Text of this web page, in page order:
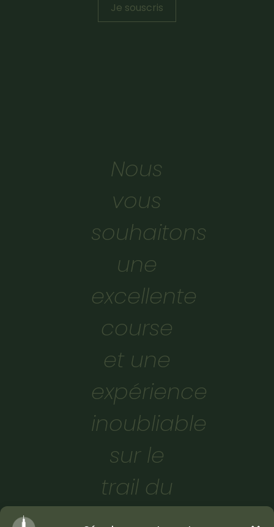
Je souscris
Nous
vous
souhaitons
une
excellente
course
et une
expérience
inoubliable
sur le
trail du
Mont